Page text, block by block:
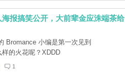
报搞笑公开，大前辈金应洙端茶给
Bromance 小编是第一次见到
的火花呢？XDDD
1